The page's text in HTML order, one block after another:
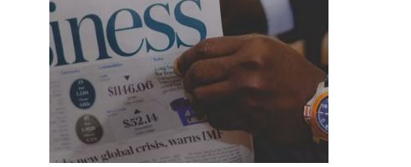
2026. The conference is intended for
everyone involved in the semiconductor
industry, including engineers, professional
experts, and senior executives.
לחץ לפרטים